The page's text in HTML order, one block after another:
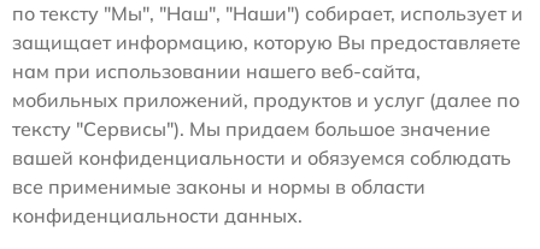
по тексту "Мы", "Наш", "Наши") собирает, использует и
защищает информацию, которую Вы предоставляете
нам при использовании нашего веб-сайта,
мобильных приложений, продуктов и услуг (далее по
тексту "Сервисы"). Мы придаем большое значение
вашей конфиденциальности и обязуемся соблюдать
все применимые законы и нормы в области
конфиденциальности данных.